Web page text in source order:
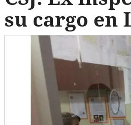
su cargo en